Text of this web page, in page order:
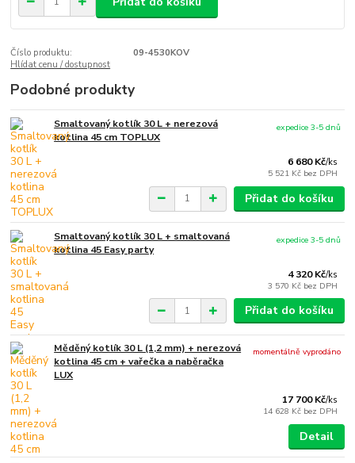
Číslo produktu:
09-4530KOV
Hlídat cenu / dostupnost
Podobné produkty
Smaltovaný kotlík 30 L + nerezová
kotlina 45 cm TOPLUX
6 680 Kč/ks
5 521 Kč bez DPH
expedice 3-5 dnů
Přidat do košíku
Smaltovaný kotlík 30 L + smaltovaná
kotlina 45 Easy party
4 320 Kč/ks
3 570 Kč bez DPH
expedice 3-5 dnů
Přidat do košíku
Měděný kotlík 30 L (1,2 mm) + nerezová
kotlina 45 cm + vařečka a naběračka
LUX
17 700 Kč/ks
14 628 Kč bez DPH
momentálně vyprodáno
Detail